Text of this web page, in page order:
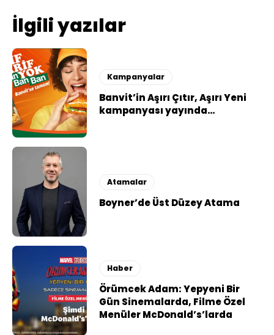
İlgili yazılar
Kampanyalar
Banvit’in Aşırı Çıtır, Aşırı Yeni
kampanyası yayında…
Atamalar
Boyner’de Üst Düzey Atama
Haber
Örümcek Adam: Yepyeni Bir
Gün Sinemalarda, Filme Özel
Menüler McDonald’s’larda